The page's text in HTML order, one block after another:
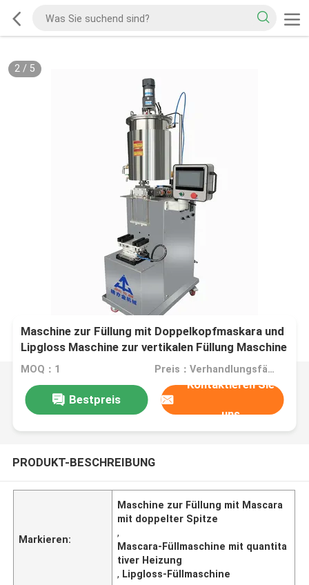
2/ 5
Maschine zur Füllung mit Doppelkopfmaskara und
Lipgloss Maschine zur vertikalen Füllung Maschine
zur quantitativen Heizung
MOQ：1 Preis：Verhandlungsfähig
Bestpreis
Kontaktieren Sie
uns
PRODUKT-BESCHREIBUNG
Markieren:
Maschine zur Füllung mit Mascara
mit doppelter Spitze
,
Mascara-Füllmaschine mit quantita
tiver Heizung
, Lipgloss-Füllmaschine